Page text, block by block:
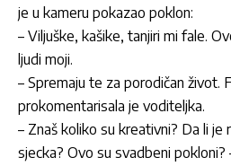
je u kameru pokazao poklon:
– Viljuške, kašike, tanjiri mi fale.
ljudi moji.
– Spremaju te za porodičan život.
prokomentarisala je voditeljka.
– Znaš koliko su kreativni? Da li je
sjecka? Ovo su svadbeni pokloni?